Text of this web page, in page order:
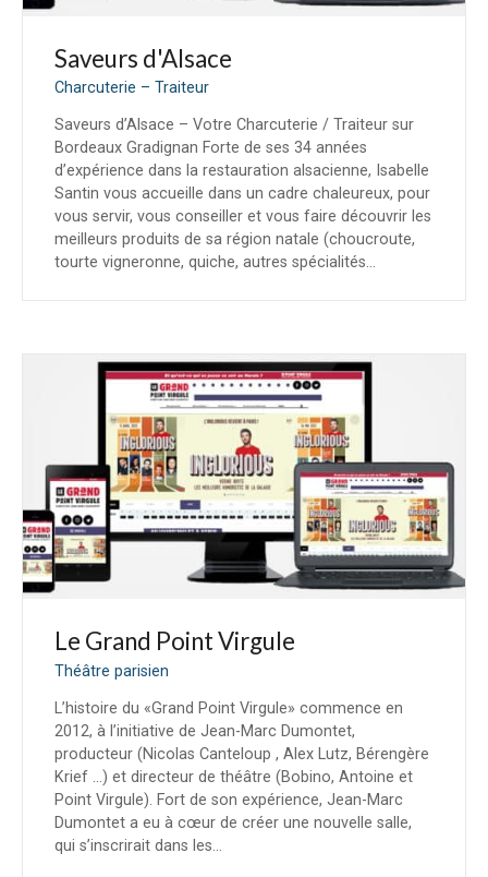
Saveurs d'Alsace
Charcuterie – Traiteur
Saveurs d’Alsace – Votre Charcuterie / Traiteur sur
Bordeaux Gradignan Forte de ses 34 années
d’expérience dans la restauration alsacienne, Isabelle
Santin vous accueille dans un cadre chaleureux, pour
vous servir, vous conseiller et vous faire découvrir les
meilleurs produits de sa région natale (choucroute,
tourte vigneronne, quiche, autres spécialités…
Le Grand Point Virgule
Théâtre parisien
L’histoire du «Grand Point Virgule» commence en
2012, à l’initiative de Jean-Marc Dumontet,
producteur (Nicolas Canteloup , Alex Lutz, Bérengère
Krief …) et directeur de théâtre (Bobino, Antoine et
Point Virgule). Fort de son expérience, Jean-Marc
Dumontet a eu à cœur de créer une nouvelle salle,
qui s’inscrirait dans les…